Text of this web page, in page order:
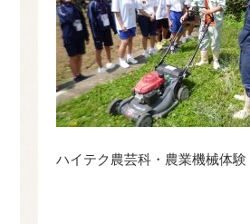
ハイテク農芸科・農業機械体験